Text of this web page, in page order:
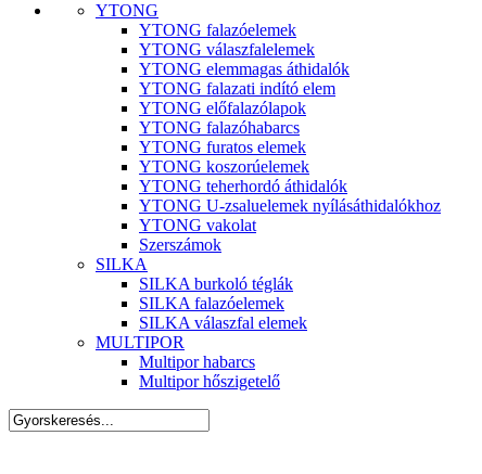
YTONG
YTONG falazóelemek
YTONG válaszfalelemek
YTONG elemmagas áthidalók
YTONG falazati indító elem
YTONG előfalazólapok
YTONG falazóhabarcs
YTONG furatos elemek
YTONG koszorúelemek
YTONG teherhordó áthidalók
YTONG U-zsaluelemek nyílásáthidalókhoz
YTONG vakolat
Szerszámok
SILKA
SILKA burkoló téglák
SILKA falazóelemek
SILKA válaszfal elemek
MULTIPOR
Multipor habarcs
Multipor hőszigetelő